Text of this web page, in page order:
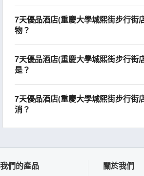
7天優品酒店(重慶大學城熙街步行街
物？
7天優品酒店(重慶大學城熙街步行街
是？
7天優品酒店(重慶大學城熙街步行街
消？
我們的產品 關於我們